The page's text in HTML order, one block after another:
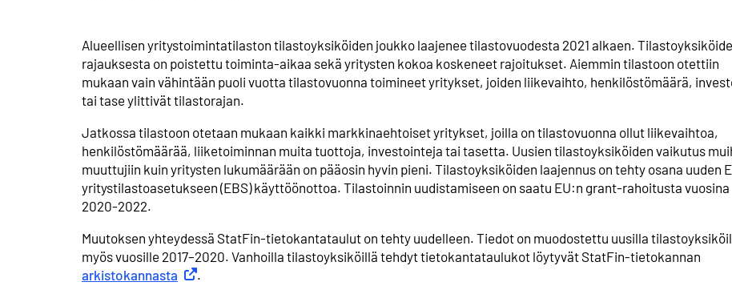
Alueellisen yritystoimintatilaston tilastoyksiköiden joukko laajenee tilastovuodesta 2021 alkaen.
rajauksesta on poistettu toiminta-aikaa sekä yritysten kokoa koskeneet rajoitukset. ⁠Aiemmin tilastoon otettiin
mukaan vain vähintään puoli vuotta tilastovuonna toimineet yritykset, joiden liikevaihto, henkilöstömäärä,
tai tase ylittivät tilastorajan.
⁠Jatkossa tilastoon otetaan mukaan kaikki markkinaehtoiset yritykset, joilla on tilastovuonna ollut liikevaihtoa,
henkilöstömäärää, liiketoiminnan muita tuottoja, investointeja tai tasetta. ⁠Uusien tilastoyksiköiden vaikutus
muuttujiin kuin yritysten lukumäärään on pääosin hyvin pieni. Tilastoyksiköiden laajennus on tehty osana uuden
yritystilastoasetukseen (EBS) käyttöönottoa. Tilastoinnin uudistamiseen on saatu EU:n grant-rahoitusta vuosina
2020-2022.
Muutoksen yhteydessä StatFin-tietokantataulut on tehty uudelleen. Tiedot on muodostettu uusilla
myös vuosille 2017–2020. Vanhoilla tilastoyksiköillä tehdyt tietokantataulukot löytyvät StatFin-tietokannan
arkistokannasta Ulkoinen linkki
. ⁠